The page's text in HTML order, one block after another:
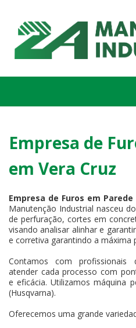
Empresa de
em Vera Cruz
Empresa de Furos em
Manutenção Industrial nasceu
de perfuração, cortes em
visando analisar alinhar e
e corretiva garantindo a máxima
Contamos com profissionais
atender cada processo com
e eficácia. Utilizamos máquina
(Husqvarna).
Oferecemos uma grande